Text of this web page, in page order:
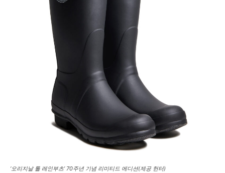
‘오리지날 톨 레인부츠’ 70주년 기념 리미티드 에디션(제공 헌터)